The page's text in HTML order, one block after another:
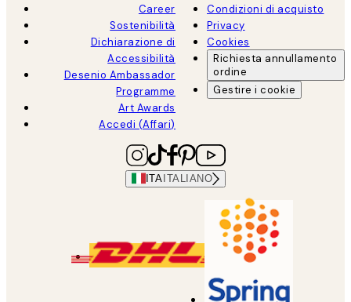
Career
Sostenibilità
Dichiarazione di
Accessibilità
Desenio Ambassador
Programme
Art Awards
Accedi (Affari)
Condizioni di acquisto
Privacy
Cookies
Richiesta annullamento
ordine
Gestire i cookie
ITA ITALIANO